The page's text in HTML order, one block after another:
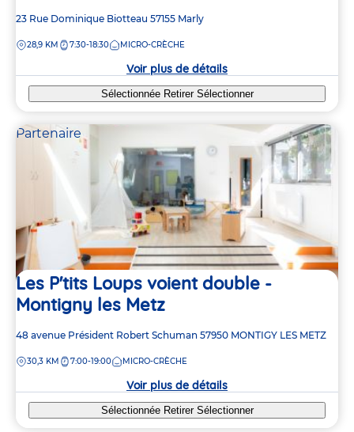
Adresse
la
23 Rue Dominique Biotteau 57155 Marly
DISTANCE
28,9 KM 7:30-18:30 MICRO-CRÈCHE
Voir plus de détails
Sélectionnée Retirer Sélectionner
Partenaire
Les P'tits Loups voient double -
Montigny les Metz
Adresse
la
48 avenue Président Robert Schuman 57950 MONTIGY LES METZ
DISTANCE
30,3 KM 7:00-19:00 MICRO-CRÈCHE
Voir plus de détails
Sélectionnée Retirer Sélectionner